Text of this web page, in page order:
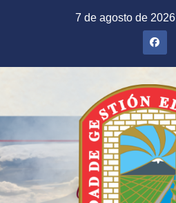
7 de agosto de 2026